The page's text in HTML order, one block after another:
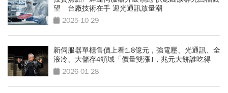
望 台廠技術在手 迎光通訊放量潮
2025-10-29
新伺服器單櫃售價上看1.8億元，強電壓、光通訊、全
液冷、大儲存4領域「價量雙漲｣，兆元大餅誰吃得
到？ 輝達AI戰隊大升級 —VR200機櫃56家台廠出列
2026-01-28